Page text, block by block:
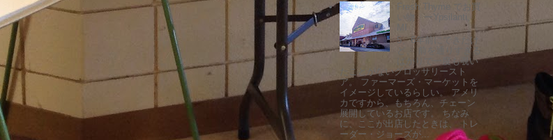
Fresh Thyme でお買
い物 ーYpsilanti,
5、6年前にできたけ
ど、 前を通りすぎる
ばかりで一度も覗い
たことがないグロッサリースト
ア。 ファーマーズ・マーケットを
イメージしているらしい。 アメリ
カですから、もちろん、チェーン
展開しているお店です。 ちなみ
に、ここが出店したときは、 トレ
ーダー・ジョーズが...